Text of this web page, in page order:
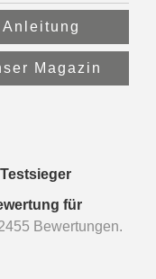
Anleitung
Magazin
Testsieger
für
Bewertungen.